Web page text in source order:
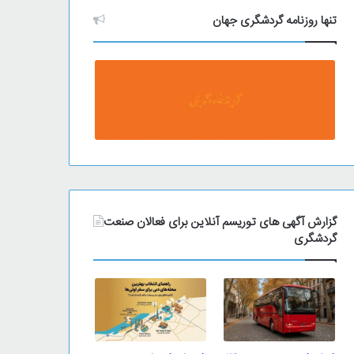
تنها روزنامه گردشگری جهان
گزارش آگهی های توریسم آنلاین برای فعالان صنعت
گردشگری